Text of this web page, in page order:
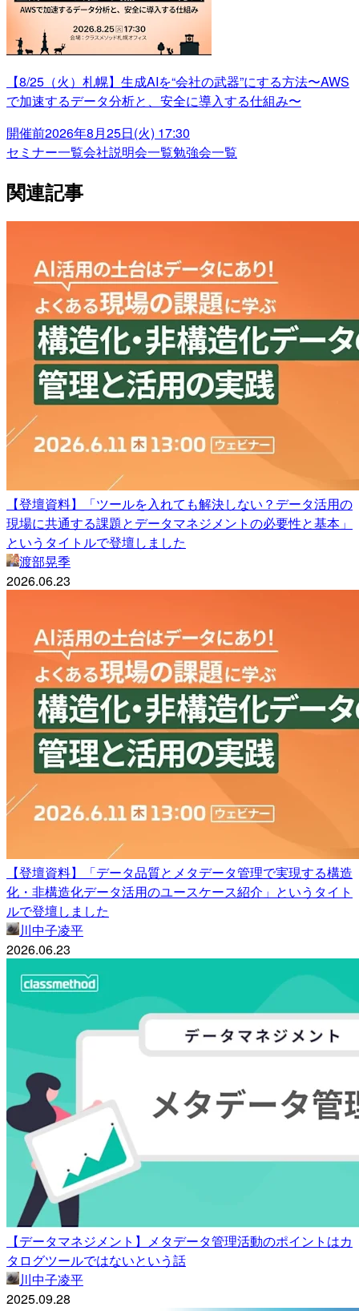
【8/25（火）札幌】生成AIを“会社の武器”にする方法〜AWS
で加速するデータ分析と、安全に導入する仕組み〜
開催前2026年8月25日(火) 17:30
セミナー一覧会社説明会一覧勉強会一覧
関連記事
【登壇資料】「ツールを入れても解決しない？データ活用の
現場に共通する課題とデータマネジメントの必要性と基本」
というタイトルで登壇しました
渡部晃季
2026.06.23
【登壇資料】「データ品質とメタデータ管理で実現する構造
化・非構造化データ活用のユースケース紹介」というタイト
ルで登壇しました
川中子凌平
2026.06.23
【データマネジメント】メタデータ管理活動のポイントはカ
タログツールではないという話
川中子凌平
2025.09.28